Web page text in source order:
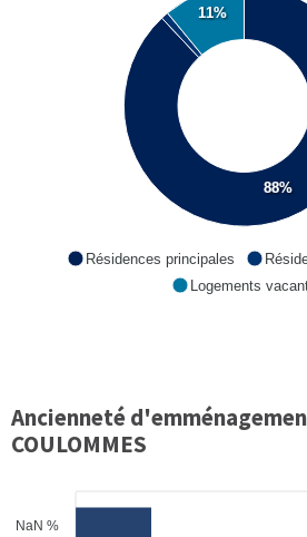
88%
11%
Résidences principales
Logements
Ancienneté
COULOMMES
NaN %